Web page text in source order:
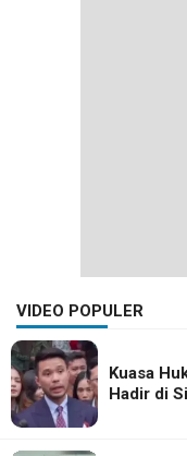
VIDEO POPULER
Kuasa
Hadir di